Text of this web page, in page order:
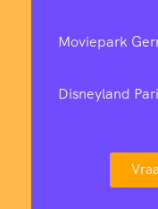
Moviepark
Disneyland